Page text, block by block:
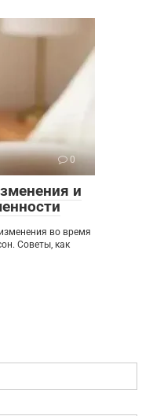
0
и
во время
Советы, как